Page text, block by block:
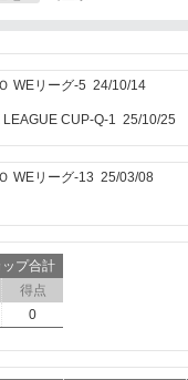
WEリーグ-5 24/10/14
LEAGUE CUP-Q-1 25/10/25
WEリーグ-13 25/03/08
ップ合計
得点
0